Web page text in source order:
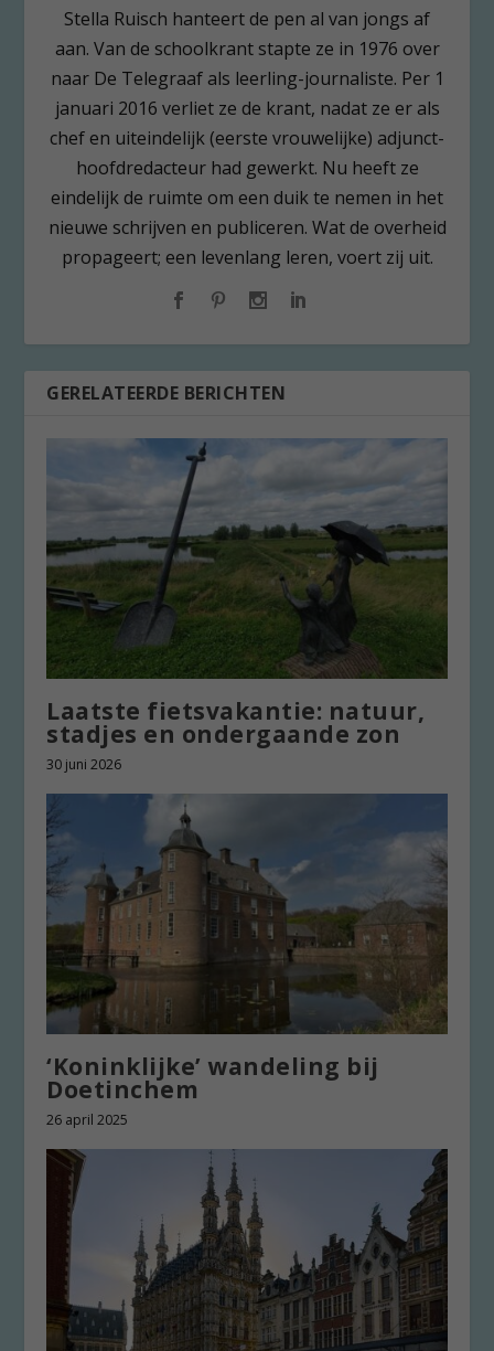
Stella Ruisch hanteert de pen al van jongs af
aan. Van de schoolkrant stapte ze in 1976 over
naar De Telegraaf als leerling-journaliste. Per 1
januari 2016 verliet ze de krant, nadat ze er als
chef en uiteindelijk (eerste vrouwelijke) adjunct-
hoofdredacteur had gewerkt. Nu heeft ze
eindelijk de ruimte om een duik te nemen in het
nieuwe schrijven en publiceren. Wat de overheid
propageert; een levenlang leren, voert zij uit.
GERELATEERDE BERICHTEN
Laatste fietsvakantie: natuur,
stadjes en ondergaande zon
30 juni 2026
‘Koninklijke’ wandeling bij
Doetinchem
26 april 2025